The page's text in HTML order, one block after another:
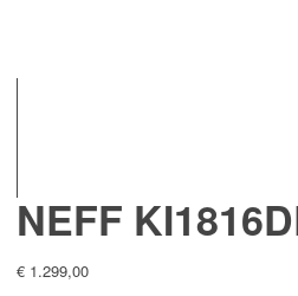
NEFF
€ 1.299,00